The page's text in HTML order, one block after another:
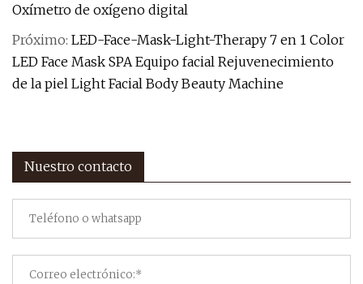
Oxímetro de oxígeno digital
Próximo: LED-Face-Mask-Light-Therapy 7 en 1 Color
LED Face Mask SPA Equipo facial Rejuvenecimiento
de la piel Light Facial Body Beauty Machine
Nuestro contacto